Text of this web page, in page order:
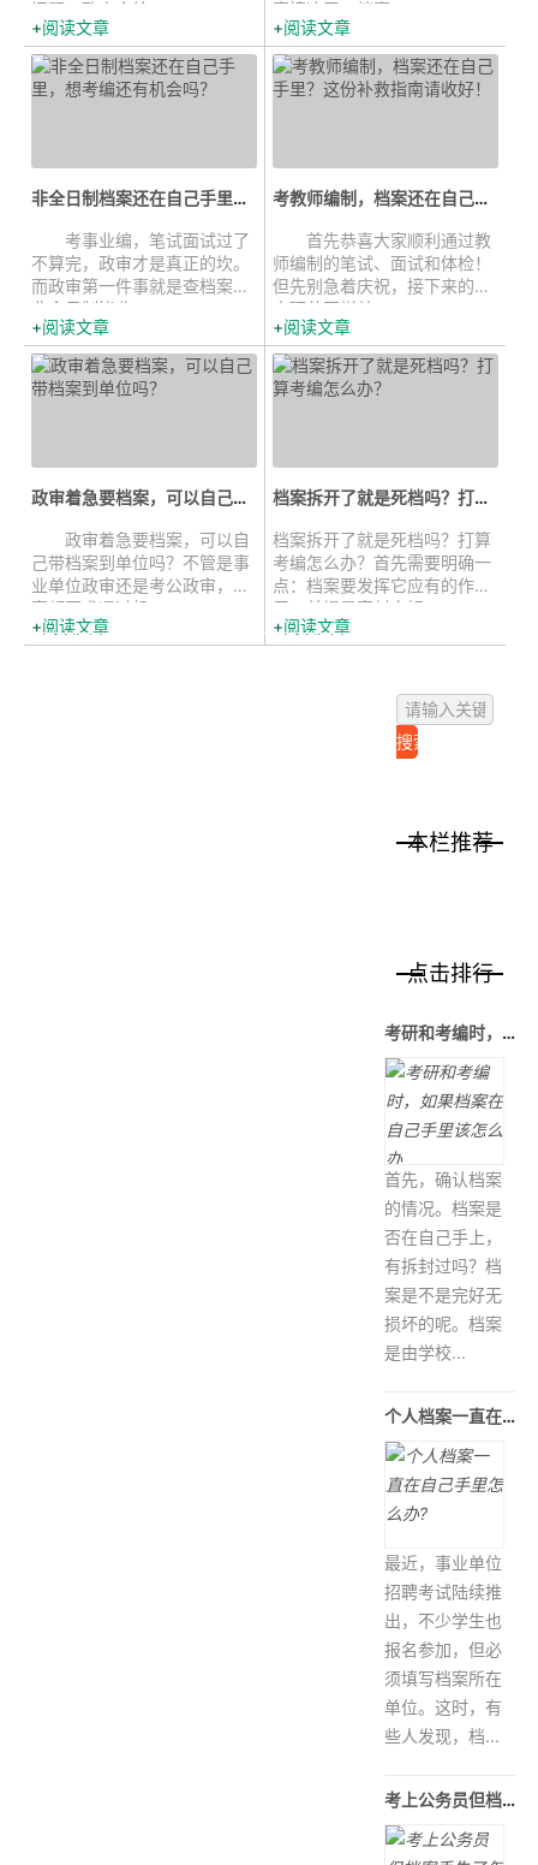
问题，政审会给...
阅读文章
直接凉了。档案...
阅读文章
非全日制档案还在自己手里，想考编...
考事业编，笔试面试过了
不算完，政审才是真正的坎。
而政审第一件事就是查档案。
非全日制毕业...
阅读文章
考教师编制，档案还在自己手里？这份...
首先恭喜大家顺利通过教
师编制的笔试、面试和体检！
但先别急着庆祝，接下来的政
审环节同样关...
阅读文章
政审着急要档案，可以自己带档案到...
政审着急要档案，可以自
己带档案到单位吗？不管是事
业单位政审还是考公政审，档
案都要求通过机...
阅读文章
档案拆开了就是死档吗？打算考编怎...
档案拆开了就是死档吗？打算
考编怎么办？首先需要明确一
点：档案要发挥它应有的作
用，前提是密封完好，...
阅读文章
本栏推荐
点击排行
考研和考编时，如果档案在自己手里该
首先，确认档案
的情况。档案是
否在自己手上，
有拆封过吗？档
案是不是完好无
损坏的呢。档案
是由学校...
个人档案一直在自己手里怎么办?
最近，事业单位
招聘考试陆续推
出，不少学生也
报名参加，但必
须填写档案所在
单位。这时，有
些人发现，档...
考上公务员但档案丢失了怎么办？